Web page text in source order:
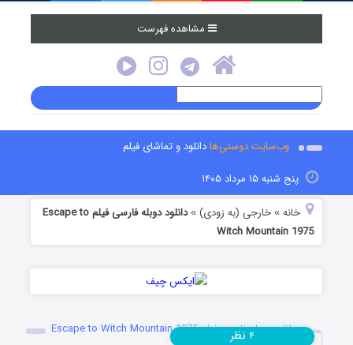
مشاهده فهرست
وب‌سایت دوستی‌هادانلود و تماشای فیلم
پنج شنبه ۱۵ مرداد ۱۴۰۵
خانه »خارجی (به زودی) »
دانلود دوبله فارسی فیلم Escape to
Witch Mountain 1975
دانلود دوبله فارسی فیلم Escape to Witch Mountain 1975
۴ نظر